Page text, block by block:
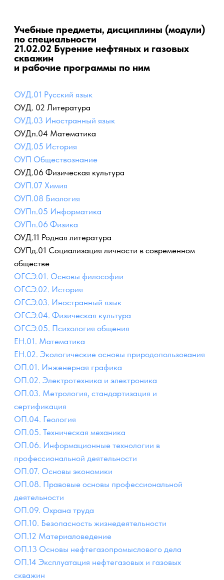
по специальности
21.02.02 Бурение нефтяных и газовых
скважин
и рабочие программы по ним
ОУД.01 Русский язык
ОУДп.04 Математика
ОУД.05 История
ОУП Обществознание
ОУД.06 Физическая культура
ОУП.07 Химия
ОУП.08 Биология
ОУПп.05 Информатика
ОУПп.06 Физика
ОУД.11 Родная литература
ОУПд.01 Социализация личности в современном
обществе
ОГСЭ.01. Основы философии
ОГСЭ.02. История
ОГСЭ.03. Иностранный язык
ОГСЭ.04. Физическая культура
ОГСЭ.05. Психология общения
ЕН.01. Математика
ЕН.02. Экологические основы природопользования
ОП.01. Инженерная графика
ОП.02. Электротехника и электроника
ОП.03. Метрология, стандартизация и
сертификация
ОП.04. Геология
ОП.05. Техническая механика
ОП.06. Информационные технологии в
профессиональной деятельности
ОП.07. Основы экономики
ОП.08. Правовые основы профессиональной
деятельности
ОП.09. Охрана труда
ОП.10. Безопасность жизнедеятельности
ОП.12 Материаловедение
ОП.13 Основы нефтегазопромыслового дела
ОП.14 Эксплуатация нефтегазовых и газовых
скважин
ПМ.01. Проведение буровых работ в соответствии с
технологическим регламентом
ПП.01 Производственная практика
ПМ.02. Обслуживание и эксплуатация бурового
оборудования
УП.02 Учебная практика
ПП.02 Производственная практика
УП.03 Учебная практика
ПП.03 Производственная практика
ПМ.04. Выполнение работ по одной или нескольким
профессиям рабочих. должностям служащих
УП.04 Учебная практика
ПП.04 Производственная практика
ПДП Преддипломная практика